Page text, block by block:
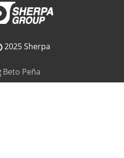
2025 Sherpa
Beto Peña